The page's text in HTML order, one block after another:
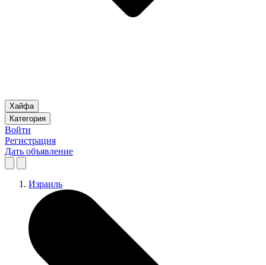
Хайфа
Категория
Войти
Регистрация
Дать объявление
Израиль